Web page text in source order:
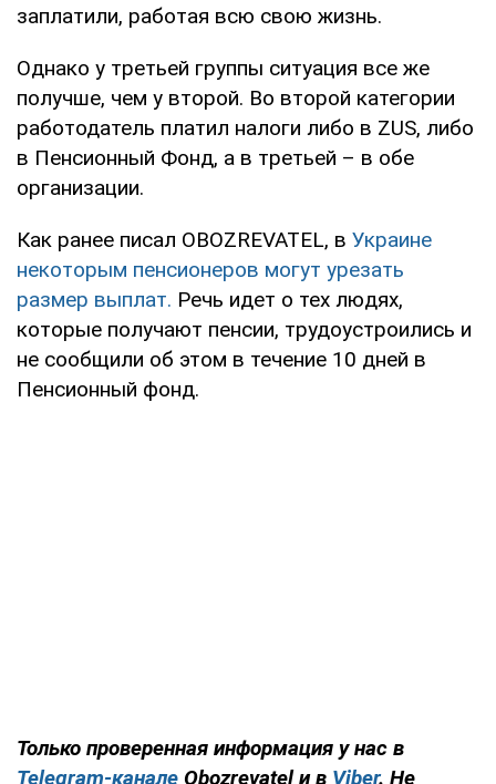
заплатили, работая всю свою жизнь.
Однако у третьей группы ситуация все же
получше, чем у второй. Во второй категории
работодатель платил налоги либо в ZUS, либо
в Пенсионный Фонд, а в третьей – в обе
организации.
Как ранее писал OBOZREVATEL, в Украине
некоторым пенсионеров могут урезать
размер выплат. Речь идет о тех людях,
которые получают пенсии, трудоустроились и
не сообщили об этом в течение 10 дней в
Пенсионный фонд.
Только проверенная информация у нас в
Telegram-канале Obozrevatel и в Viber. Не